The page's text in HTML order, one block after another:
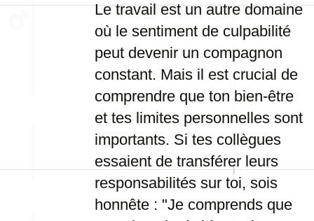
Le travail est un autre domaine
où le sentiment de culpabilité
peut devenir un compagnon
constant. Mais il est crucial de
comprendre que ton bien-être
et tes limites personnelles sont
importants. Si tes collègues
essaient de transférer leurs
responsabilités sur toi, sois
honnête : "Je comprends que